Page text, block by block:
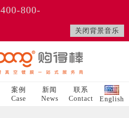
关闭背景音乐
400-800-
案例
Case
新闻
News
联系
Contact
English